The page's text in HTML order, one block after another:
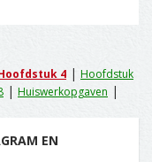
4 | Hoofdstuk
| Huiswerkopgaven |
EN